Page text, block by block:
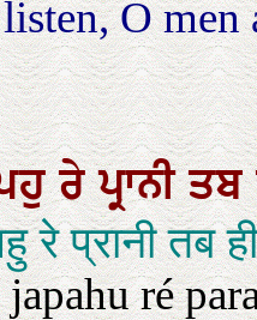
O men
ਰੇਪ੍ਰਾਨੀਤਬ
रे प्रानी तब
ré